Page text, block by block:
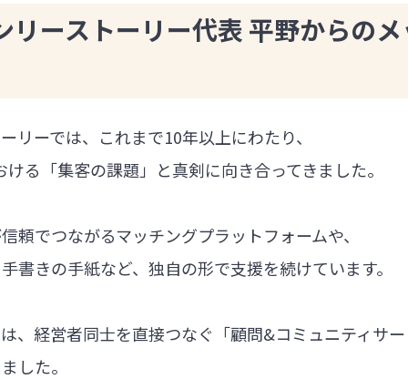
リーストーリー代表 平野からの
リーでは、これまで10年以上にわたり、
る「集客の課題」と真剣に向き合ってきました。
頼でつながるマッチングプラットフォームや、
書きの手紙など、独自の形で支援を続けています。
、経営者同士を直接つなぐ「顧問&コミュニティサ
した。